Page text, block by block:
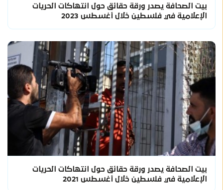
بيت الصحافة يصدر ورقة حقائق حول انتهاكات الحريات
الإعلامية في فلسطين خلال أغسطس 2023
بيت الصحافة يصدر ورقة حقائق حول انتهاكات الحريات
الإعلامية في فلسطين خلال أغسطس 2021